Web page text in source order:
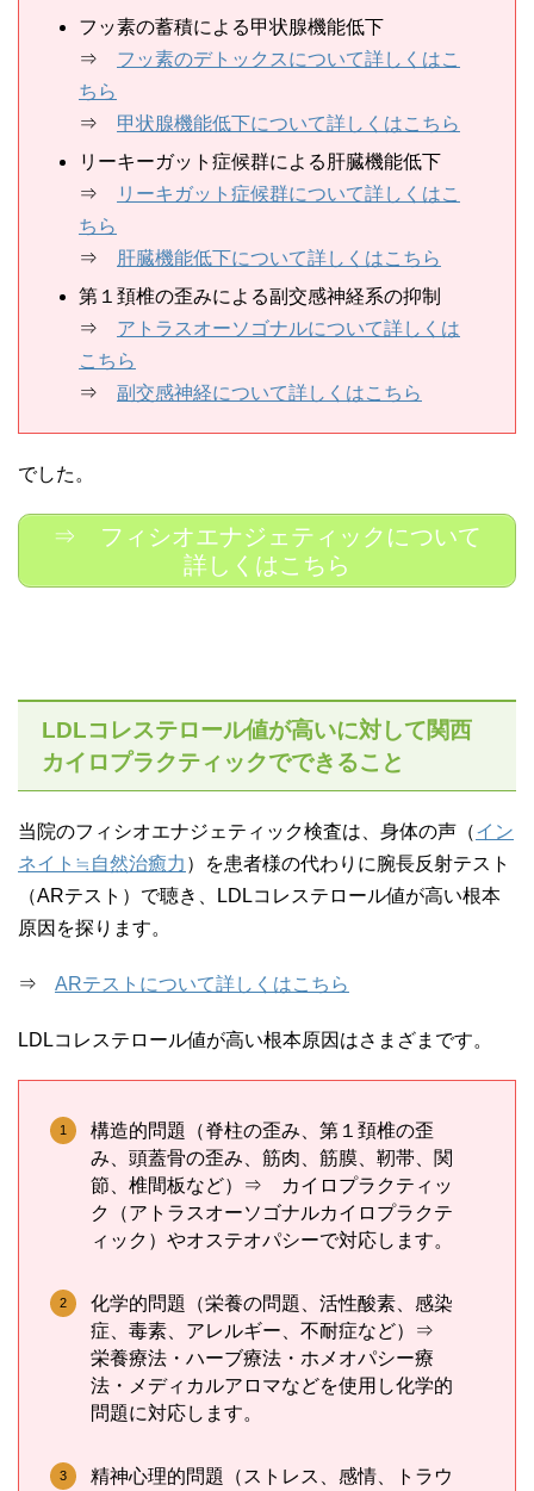
フッ素の蓄積による甲状腺機能低下
⇒ フッ素のデトックスについて詳しくはこ
ちら
⇒ 甲状腺機能低下について詳しくはこちら
リーキーガット症候群による肝臓機能低下
⇒
リーキガット症候群について詳しくはこ
ちら
⇒
肝臓機能低下について詳しくはこちら
第１頚椎の歪みによる副交感神経系の抑制
⇒ アトラスオーソゴナルについて詳しくは
こちら
⇒ 副交感神経について詳しくはこちら
でした。
⇒ フィシオエナジェティックについて
詳しくはこちら
LDLコレステロール値が高いに対して関西
カイロプラクティックでできること
当院のフィシオエナジェティック検査は、身体の声（イン
ネイト≒自然治癒力 ）を患者様の代わりに腕長反射テスト
（ARテスト）で聴き、LDLコレステロール値が高い根本
原因を探ります。
⇒ ARテストについて詳しくはこちら
LDLコレステロール値が高い根本原因はさまざまです。
構造的問題（脊柱の歪み、第１頚椎の歪
み、頭蓋骨の歪み、筋肉、筋膜、靭帯、関
節、椎間板など）⇒ カイロプラクティッ
ク（アトラスオーソゴナルカイロプラクテ
ィック）やオステオパシーで対応します。
化学的問題（栄養の問題、活性酸素、感染
症、毒素、アレルギー、不耐症など）⇒
栄養療法・ハーブ療法・ホメオパシー療
法・メディカルアロマなどを使用し化学的
問題に対応します。
精神心理的問題（ストレス、感情、トラウ